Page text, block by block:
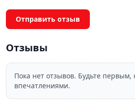
Отправить отзыв
Отзывы
Пока нет отзывов. Будьте первым,
впечатлениями.